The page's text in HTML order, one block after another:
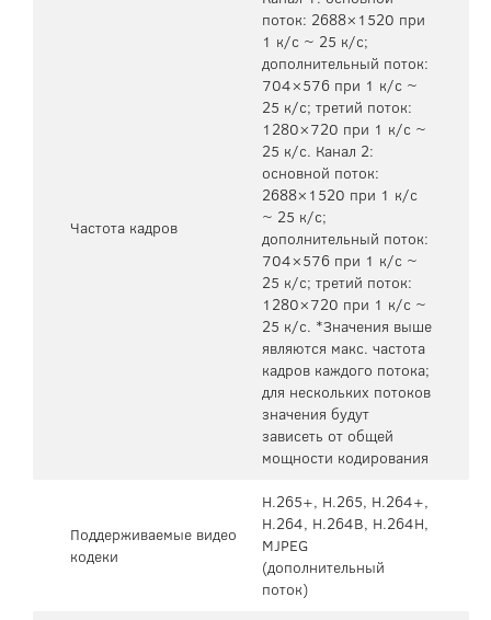
Частота кадров
поток: 2688×1520 при
1 к/с ~ 25 к/с;
дополнительный поток:
704×576 при 1 к/с ~
25 к/с; третий поток:
1280×720 при 1 к/с ~
25 к/с. Канал 2:
основной поток:
2688×1520 при 1 к/с
~ 25 к/с;
дополнительный поток:
704×576 при 1 к/с ~
25 к/с; третий поток:
1280×720 при 1 к/с ~
25 к/с. *Значения выше
являются макс. частота
кадров каждого потока;
для нескольких потоков
значения будут
зависеть от общей
мощности кодирования
Поддерживаемые видео
кодеки
H.265+, H.265, H.264+,
H.264, H.264B, H.264H,
MJPEG
(дополнительный
поток)